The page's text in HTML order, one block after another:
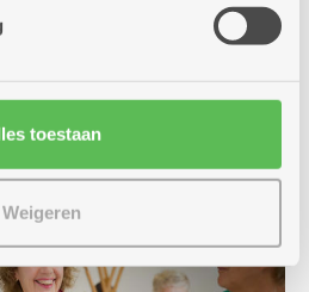
toestaan
Weigeren
er cursussen koken, talen
of levensthema’s